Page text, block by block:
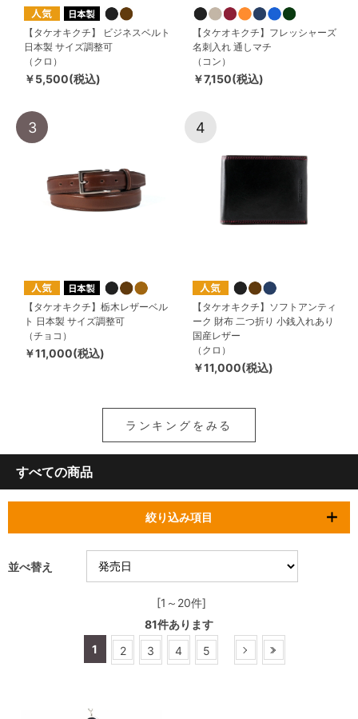
【タケオキクチ】 ビジネスベルト
日本製 サイズ調整可
（クロ）
￥5,500(税込)
【タケオキクチ】フレッシャーズ
名刺入れ 通しマチ
（コン）
￥7,150(税込)
3
【タケオキクチ】栃木レザーベル
ト 日本製 サイズ調整可
（チョコ）
￥11,000(税込)
4
【タケオキクチ】ソフトアンティ
ーク 財布 二つ折り 小銭入れあり
国産レザー
（クロ）
￥11,000(税込)
ランキングをみる
すべての商品
絞り込み項目
並べ替え
[1～20件]
81件あります
1
2 3 4 5